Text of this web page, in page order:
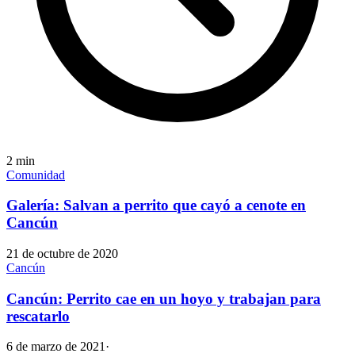
2 min
Comunidad
Galería: Salvan a perrito que cayó a cenote en
Cancún
21 de octubre de 2020
Cancún
Cancún: Perrito cae en un hoyo y trabajan para
rescatarlo
6 de marzo de 2021·